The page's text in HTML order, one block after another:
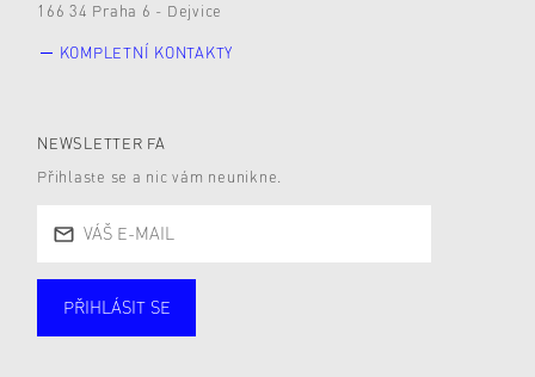
166 34 Praha 6 - Dejvice
KOMPLETNÍ KONTAKTY
NEWSLETTER FA
Přihlaste se a nic vám neunikne.
PŘIHLÁSIT SE